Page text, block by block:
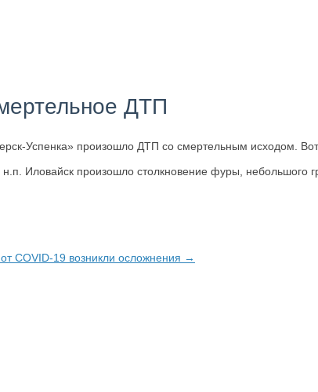
ДТП
Успенка» произошло ДТП со смертельным исходом.
Иловайск произошло столкновение фуры, небольшого
COVID-19 возникли осложнения →